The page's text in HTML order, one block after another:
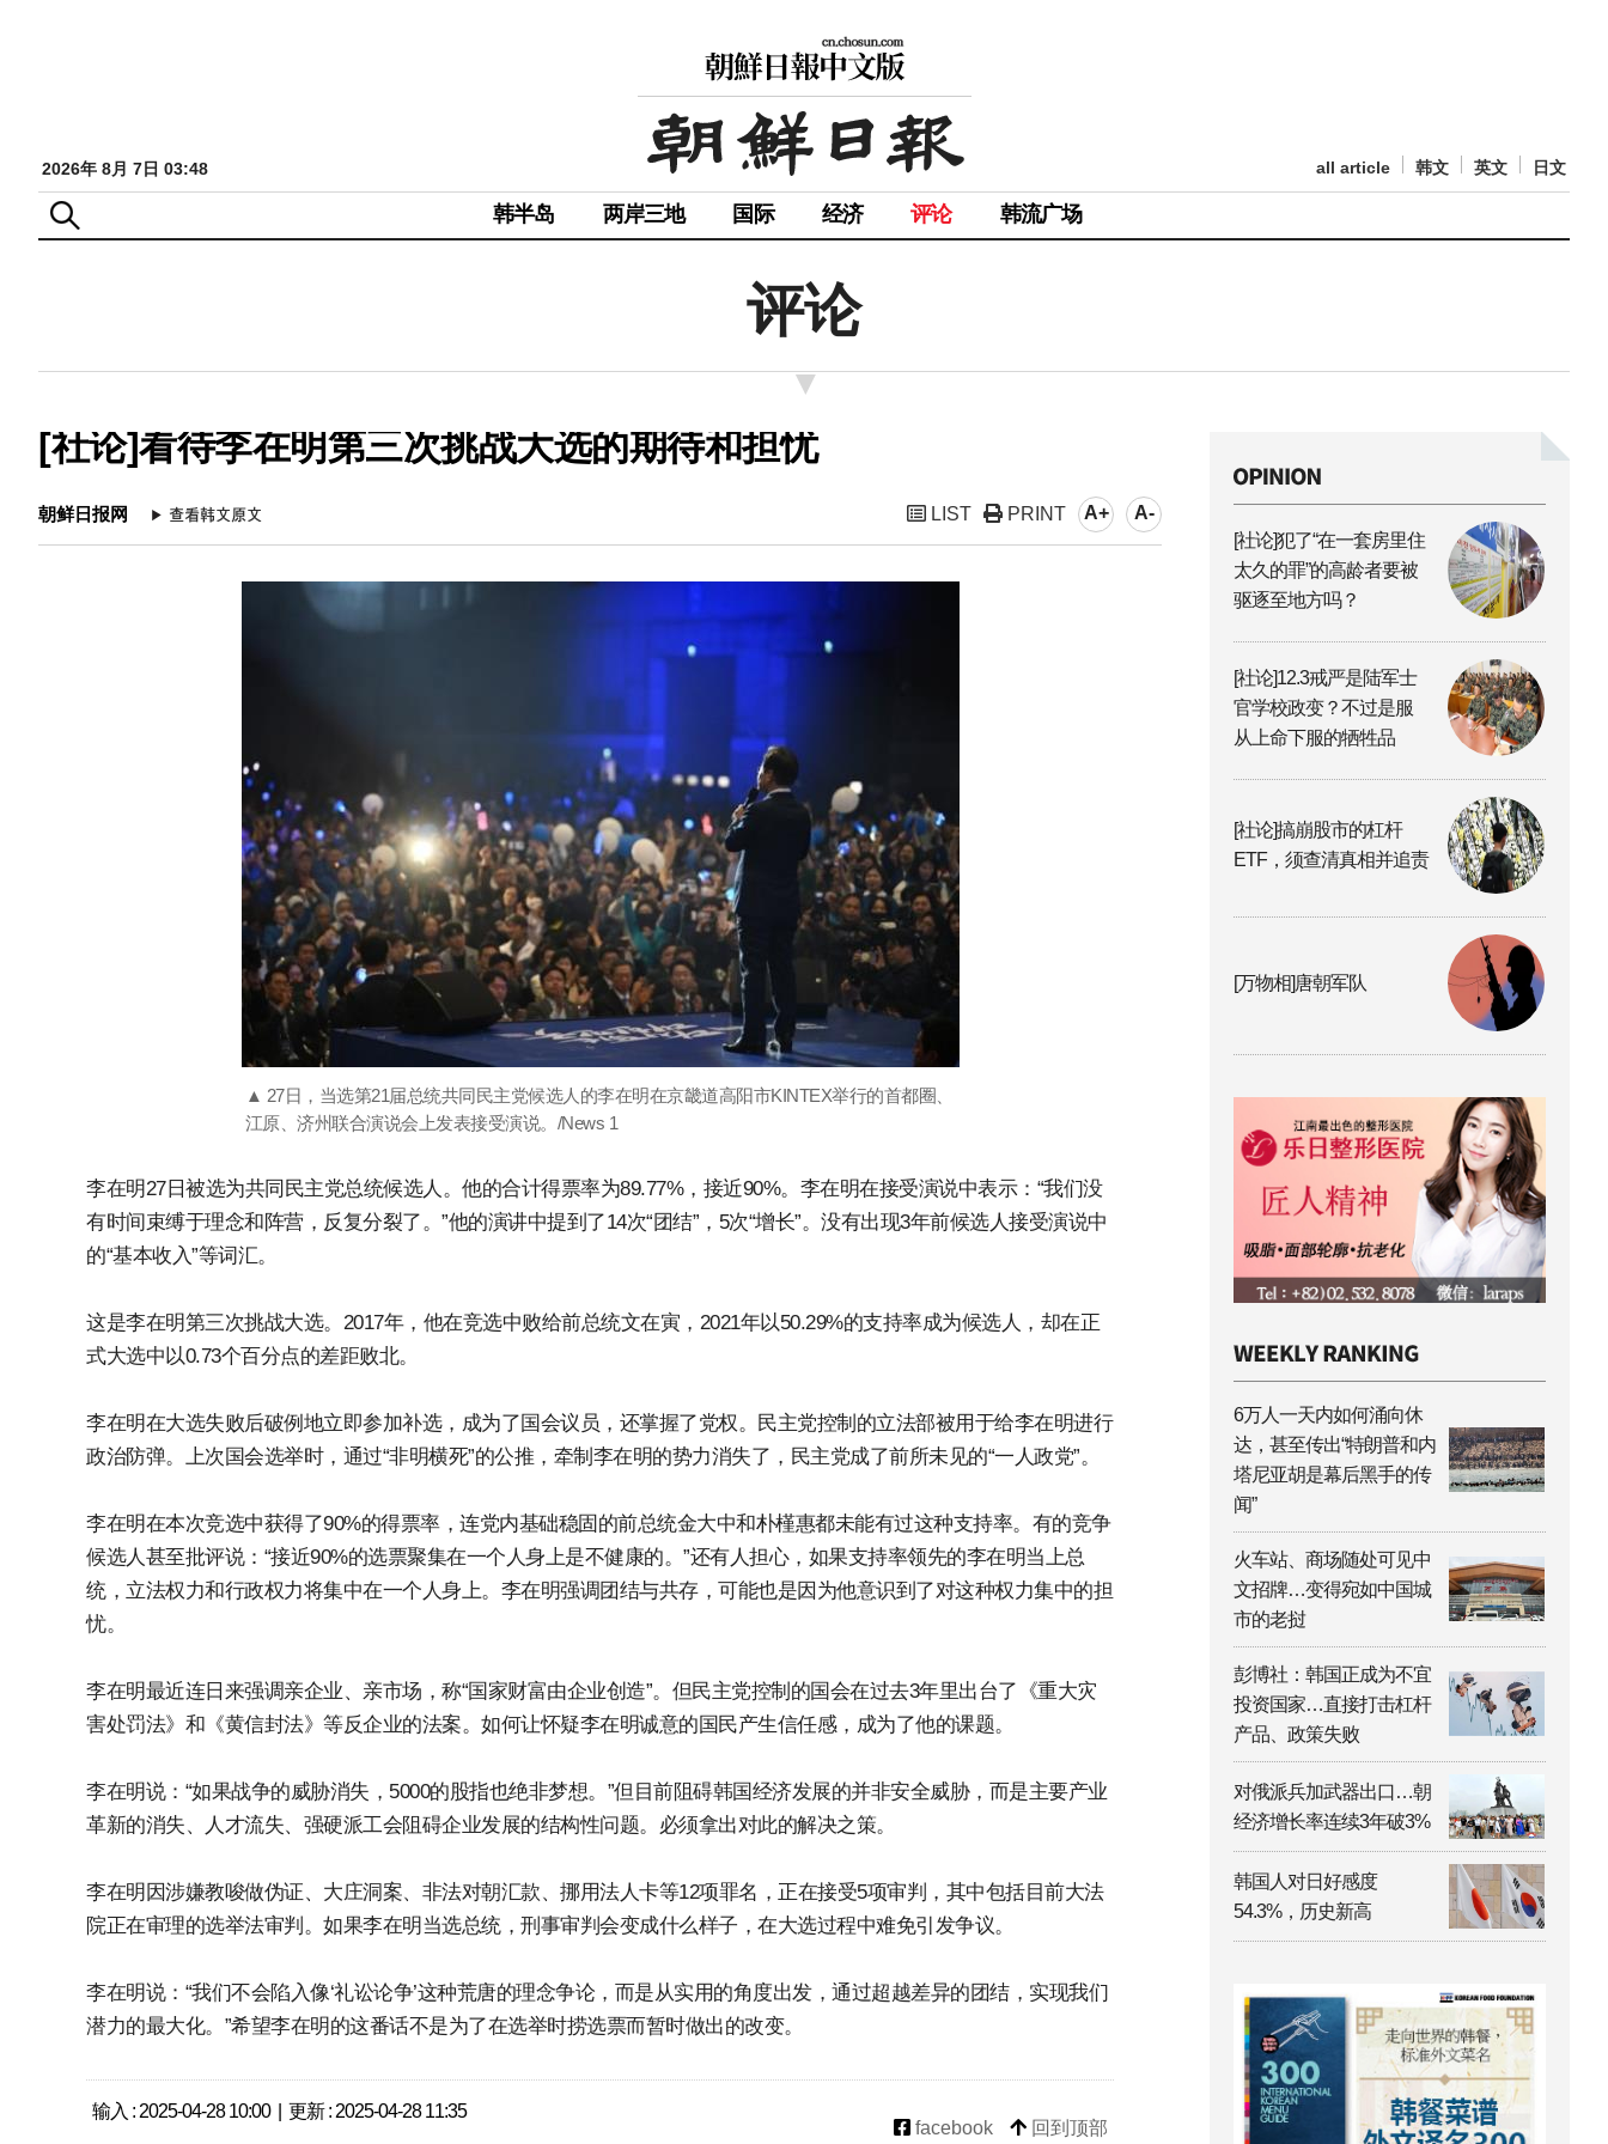
2026年 8月 7日 03:48 all article 韩文 英文 日文
韩半岛 两岸三地 国际 经济 评论 韩流广场
评论
[社论]看待李在明第三次挑战大选的期待和担忧
朝鲜日报网 LIST PRINT A+ A-
▲ 27日，当选第21届总统共同民主党候选人的李在明在京畿道高阳市KINTEX举行的首都圈、
江原、济州联合演说会上发表接受演说。/News 1
李在明27日被选为共同民主党总统候选人。他的合计得票率为89.77%，接近90%。李在明在接受演说中表示：“我们没
有时间束缚于理念和阵营，反复分裂了。”他的演讲中提到了14次“团结”，5次“增长”。没有出现3年前候选人接受演说中
的“基本收入”等词汇。
这是李在明第三次挑战大选。2017年，他在竞选中败给前总统文在寅，2021年以50.29%的支持率成为候选人，却在正
式大选中以0.73个百分点的差距败北。
李在明在大选失败后破例地立即参加补选，成为了国会议员，还掌握了党权。民主党控制的立法部被用于给李在明进行
政治防弹。上次国会选举时，通过“非明横死”的公推，牵制李在明的势力消失了，民主党成了前所未见的“一人政党”。
李在明在本次竞选中获得了90%的得票率，连党内基础稳固的前总统金大中和朴槿惠都未能有过这种支持率。有的竞争
候选人甚至批评说：“接近90%的选票聚集在一个人身上是不健康的。”还有人担心，如果支持率领先的李在明当上总
统，立法权力和行政权力将集中在一个人身上。李在明强调团结与共存，可能也是因为他意识到了对这种权力集中的担
忧。
李在明最近连日来强调亲企业、亲市场，称“国家财富由企业创造”。但民主党控制的国会在过去3年里出台了《重大灾
害处罚法》和《黄信封法》等反企业的法案。如何让怀疑李在明诚意的国民产生信任感，成为了他的课题。
李在明说：“如果战争的威胁消失，5000的股指也绝非梦想。”但目前阻碍韩国经济发展的并非安全威胁，而是主要产业
革新的消失、人才流失、强硬派工会阻碍企业发展的结构性问题。必须拿出对此的解决之策。
李在明因涉嫌教唆做伪证、大庄洞案、非法对朝汇款、挪用法人卡等12项罪名，正在接受5项审判，其中包括目前大法
院正在审理的选举法审判。如果李在明当选总统，刑事审判会变成什么样子，在大选过程中难免引发争议。
李在明说：“我们不会陷入像‘礼讼论争’这种荒唐的理念争论，而是从实用的角度出发，通过超越差异的团结，实现我们
潜力的最大化。”希望李在明的这番话不是为了在选举时捞选票而暂时做出的改变。
输入 : 2025-04-28 10:00 | 更新 : 2025-04-28 11:35
facebook
回到顶部
[社论]犯了“在一套房里住
太久的罪”的高龄者要被
驱逐至地方吗？
[社论]12.3戒严是陆军士
官学校政变？不过是服
从上命下服的牺牲品
[社论]搞崩股市的杠杆
ETF，须查清真相并追责
[万物相]唐朝军队
6万人一天内如何涌向休
达，甚至传出“特朗普和内
塔尼亚胡是幕后黑手的传
闻”
火车站、商场随处可见中
文招牌…变得宛如中国城
市的老挝
彭博社：韩国正成为不宜
投资国家…直接打击杠杆
产品、政策失败
对俄派兵加武器出口…朝
经济增长率连续3年破3%
韩国人对日好感度
54.3%，历史新高